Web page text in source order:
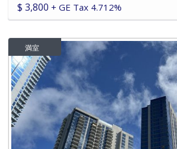
$ 3,800 + GE Tax 4.712%
満室